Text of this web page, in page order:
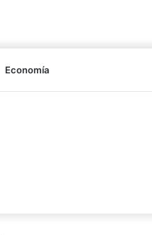
Economía